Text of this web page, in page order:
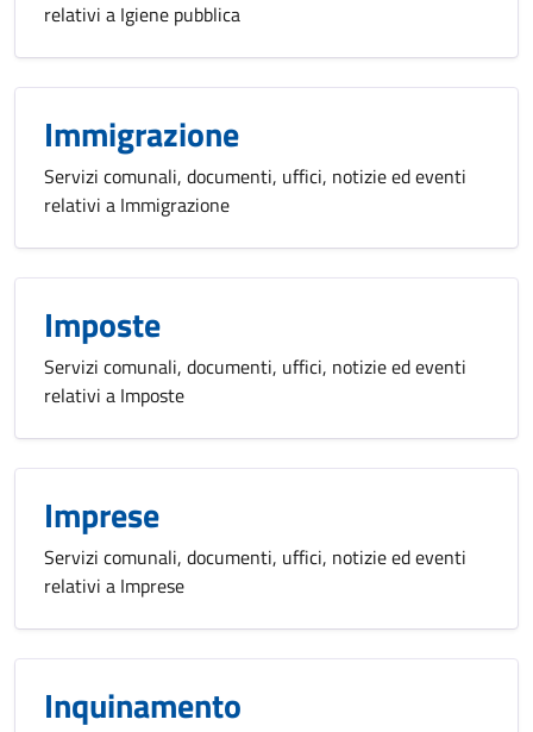
relativi a Igiene pubblica
Immigrazione
Servizi comunali, documenti, uffici, notizie ed eventi
relativi a Immigrazione
Imposte
Servizi comunali, documenti, uffici, notizie ed eventi
relativi a Imposte
Imprese
Servizi comunali, documenti, uffici, notizie ed eventi
relativi a Imprese
Inquinamento